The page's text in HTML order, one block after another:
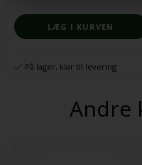
På lager, klar til levering
Andre